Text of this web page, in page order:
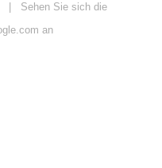
Sehen Sie sich die
an